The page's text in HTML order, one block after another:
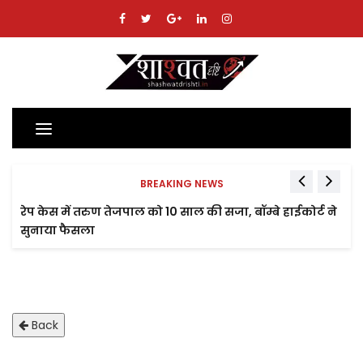
Toggle
navigation
BREAKING NEWS
रेप केस में तरुण तेजपाल को 10 साल की सजा, बॉम्बे हाईकोर्ट ने
सुनाया फैसला
Back